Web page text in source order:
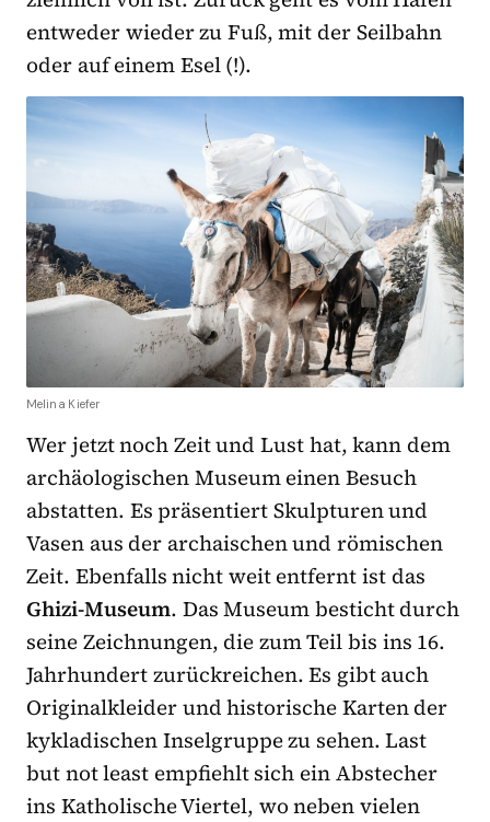
entweder wieder zu Fuß, mit der Seilbahn
oder auf einem Esel (!).
Melina Kiefer
Wer jetzt noch Zeit und Lust hat, kann dem
archäologischen Museum einen Besuch
abstatten. Es präsentiert Skulpturen und
Vasen aus der archaischen und römischen
Zeit. Ebenfalls nicht weit entfernt ist das
Ghizi-Museum. Das Museum besticht durch
seine Zeichnungen, die zum Teil bis ins 16.
Jahrhundert zurückreichen. Es gibt auch
Originalkleider und historische Karten der
kykladischen Inselgruppe zu sehen. Last
but not least empfiehlt sich ein Abstecher
ins Katholische Viertel, wo neben vielen